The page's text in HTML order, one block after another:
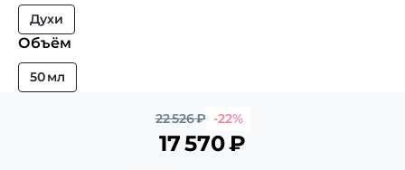
Духи
Объём
50 мл
22 526₽ -22%
17 570₽